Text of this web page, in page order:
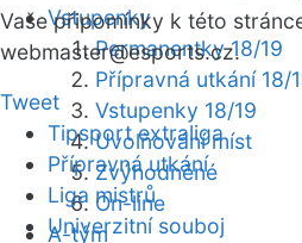
Vstupenky
Permanentky 18/19
Přípravná utkání 18/
Vstupenky 18/19
Uvolňování míst
Zvýhodněné
On-line
A-tým
Vaše připomínky k této
webmaster@esports.cz.
Tweet
Tipsport extraliga
Přípravná utkání
Liga mistrů
Univerzitní souboj